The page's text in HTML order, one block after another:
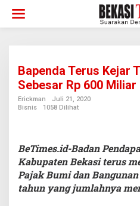
konten
Bapenda Terus Kejar
Sebesar Rp 600 Miliar
Erickman
Juli 21, 2020
Bisnis
1058 Dilihat
BeTimes.id-Badan
Kabupaten Bekasi terus
Pajak Bumi dan
tahun yang jumlahnya